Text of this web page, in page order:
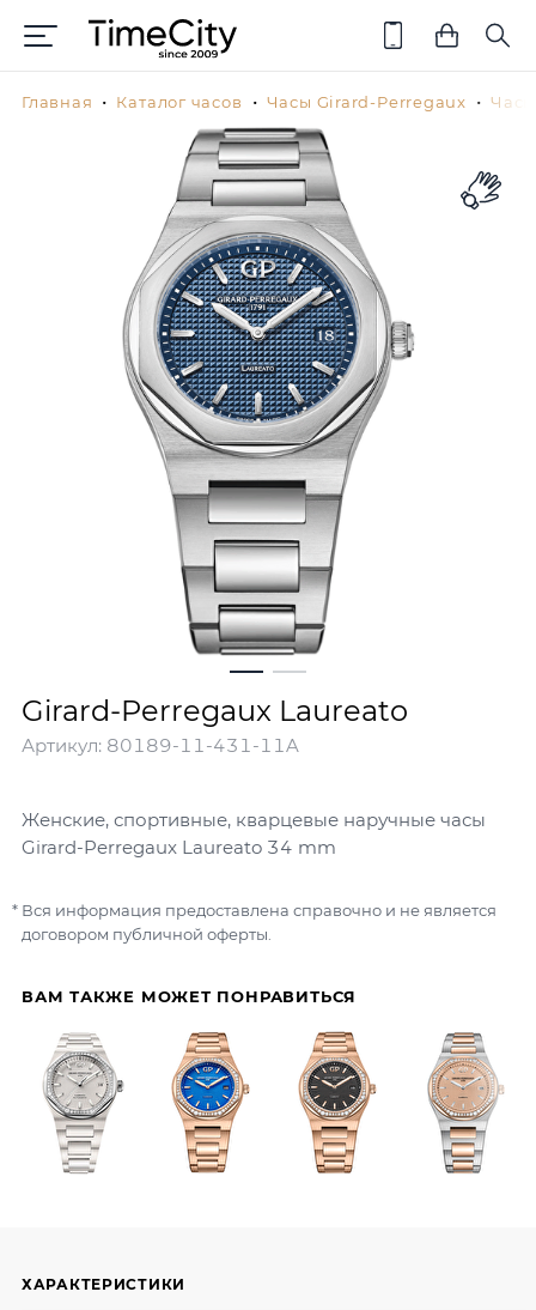
Главная Каталог часов Часы Girard-Perregaux Часы
Girard-Perregaux Laureato
Артикул: 80189-11-431-11A
Женские, спортивные, кварцевые наручные часы
Girard-Perregaux Laureato 34 mm
ВАМ ТАКЖЕ МОЖЕТ ПОНРАВИТЬСЯ
Вся информация предоставлена справочно и не является
договором публичной оферты.
ХАРАКТЕРИСТИКИ